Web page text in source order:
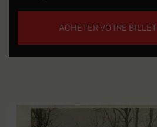
ACHETER VOTRE BILLET